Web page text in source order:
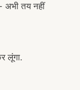
अभी तय नहीं
लूंगा.